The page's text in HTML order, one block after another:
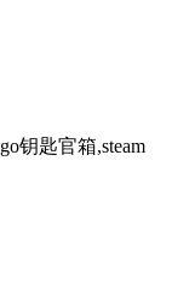
钥匙官箱,steam